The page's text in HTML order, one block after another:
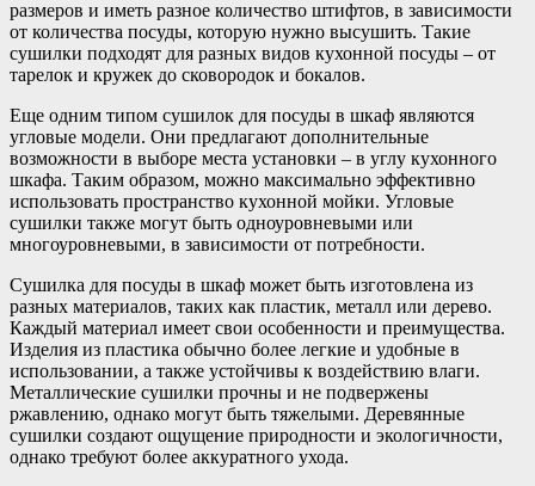
размеров и иметь разное количество штифтов, в зависимости
от количества посуды, которую нужно высушить. Такие
сушилки подходят для разных видов кухонной посуды – от
тарелок и кружек до сковородок и бокалов.
Еще одним типом сушилок для посуды в шкаф являются
угловые модели. Они предлагают дополнительные
возможности в выборе места установки – в углу кухонного
шкафа. Таким образом, можно максимально эффективно
использовать пространство кухонной мойки. Угловые
сушилки также могут быть одноуровневыми или
многоуровневыми, в зависимости от потребности.
Сушилка для посуды в шкаф может быть изготовлена из
разных материалов, таких как пластик, металл или дерево.
Каждый материал имеет свои особенности и преимущества.
Изделия из пластика обычно более легкие и удобные в
использовании, а также устойчивы к воздействию влаги.
Металлические сушилки прочны и не подвержены
ржавлению, однако могут быть тяжелыми. Деревянные
сушилки создают ощущение природности и экологичности,
однако требуют более аккуратного ухода.